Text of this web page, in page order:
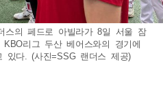
스의 페드로 아빌라가 8일 서울 잠
리그 두산 베어스와의 경기에
있다. (사진=SSG 랜더스 제공)